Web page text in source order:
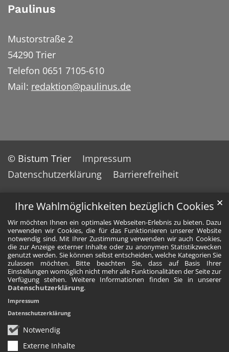
Ihre Wahlmöglichkeiten bezüglich Cookies
Wir möchten Ihnen ein optimales Webseiten-Erlebnis zu bieten. Dazu
verwenden wir Cookies, die für das Funktionieren unserer Website
notwendig sind. Mit Ihrer Zustimmung verwenden wir auch Cookies,
die zur Anzeige externer Inhalte oder zu anonymen Statistikzwecken
genutzt werden. Sie können selbst entscheiden, welche Kategorien Sie
zulassen möchten. Bitte beachten Sie, dass auf Basis Ihrer
Einstellungen womöglich nicht mehr alle Funktionalitäten der Seite zur
Verfügung stehen. Weitere Informationen finden Sie in unserer
Datenschutzerklärung.
Notwendig
Externe Inhalte
✕
Impressum
Datenschutzerklärung
Paulinus
Mustorstraße 2
54290 Trier
Telefon 0651 7105-610
Mail: redaktion@paulinus.de
© Bistum Trier
Impressum
Datenschutzerklärung
Barrierefreiheit